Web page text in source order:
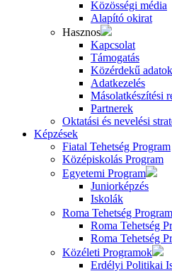
Közösségi média
Alapító okirat
Hasznos
Kapcsolat
Támogatás
Közérdekű adatok
Adatkezelés
Másolatkészítési
Partnerek
Oktatási és nevelési
Képzések
Fiatal Tehetség Program
Középiskolás Program
Egyetemi Program
Juniorképzés
Iskolák
Roma Tehetség Program
Roma Tehetség
Roma Tehetség
Közéleti Programok
Erdélyi Politikai